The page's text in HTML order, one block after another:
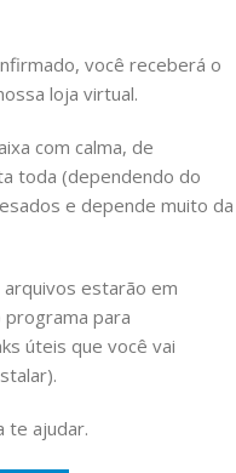
você receberá o
loja virtual.
com calma, de
toda (dependendo do
e depende muito da
arquivos estarão em
programa para
úteis que você vai
te ajudar.